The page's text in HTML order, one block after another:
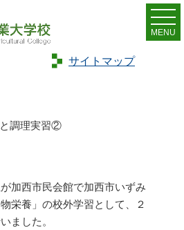
サイトマップ
MENU
加西市いずみ会の皆さんと調理
調理実習②
加西市民会館で加西市いずみ
栄養」の校外学習として、２
ました。